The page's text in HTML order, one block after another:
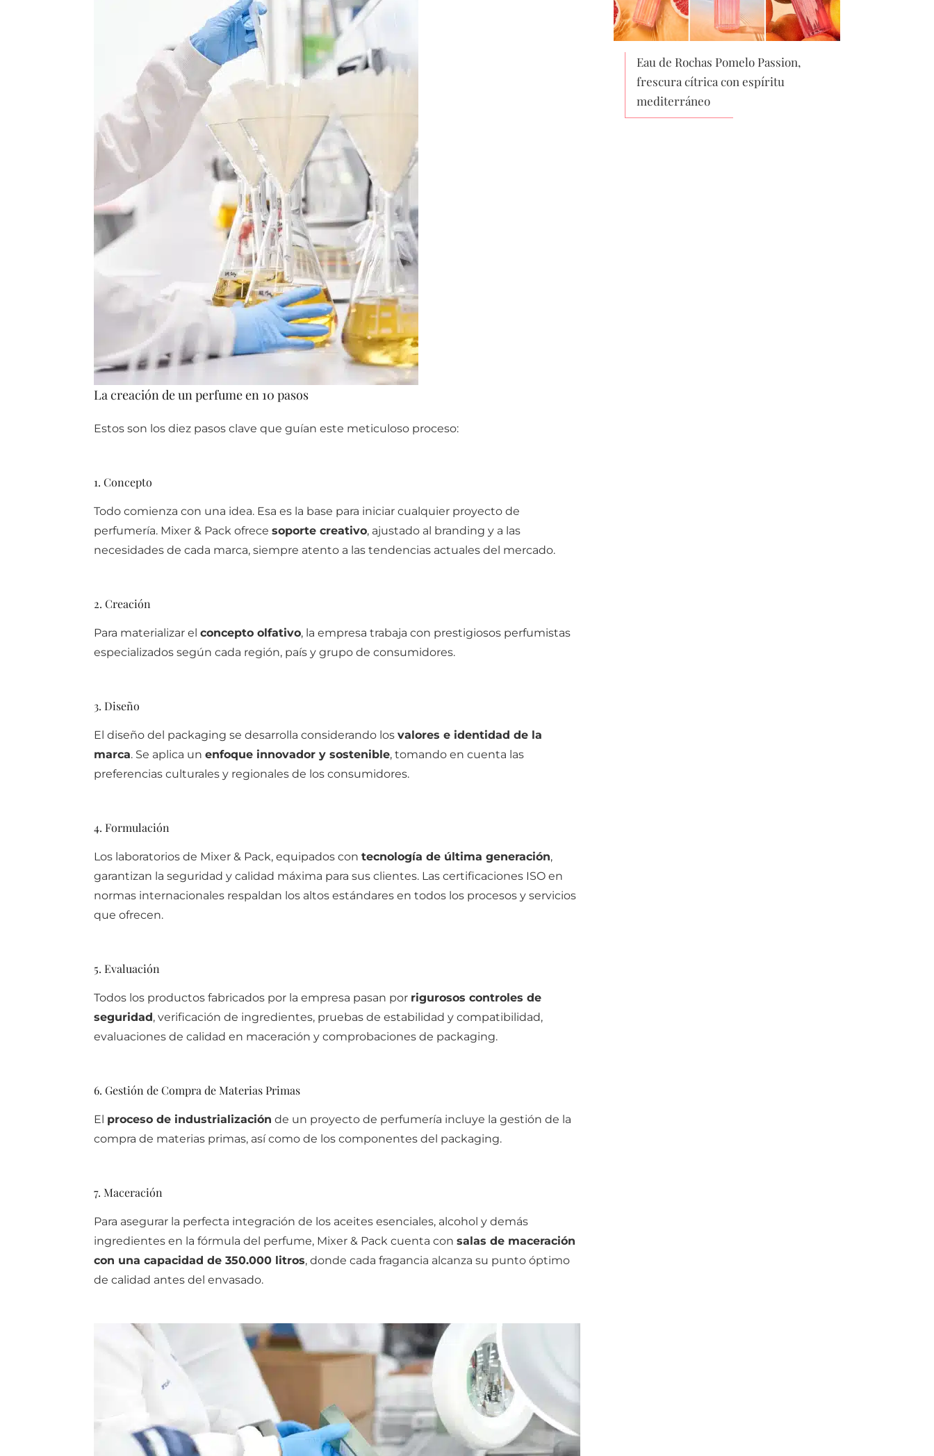
La creación de un perfume en 10 pasos
Estos son los diez pasos clave que guían este meticuloso proceso:
1. Concepto
Todo comienza con una idea. Esa es la base para iniciar cualquier proyecto de
perfumería. Mixer & Pack ofrece soporte creativo, ajustado al branding y a las
necesidades de cada marca, siempre atento a las tendencias actuales del mercado.
2. Creación
Para materializar el concepto olfativo, la empresa trabaja con prestigiosos perfumistas
especializados según cada región, país y grupo de consumidores.
3. Diseño
El diseño del packaging se desarrolla considerando los valores e identidad de la
marca. Se aplica un enfoque innovador y sostenible, tomando en cuenta las
preferencias culturales y regionales de los consumidores.
4. Formulación
Los laboratorios de Mixer & Pack, equipados con tecnología de última generación,
garantizan la seguridad y calidad máxima para sus clientes. Las certificaciones ISO en
normas internacionales respaldan los altos estándares en todos los procesos y servicios
que ofrecen.
5. Evaluación
Todos los productos fabricados por la empresa pasan por rigurosos controles de
seguridad, verificación de ingredientes, pruebas de estabilidad y compatibilidad,
evaluaciones de calidad en maceración y comprobaciones de packaging.
6. Gestión de Compra de Materias Primas
El proceso de industrialización de un proyecto de perfumería incluye la gestión de la
compra de materias primas, así como de los componentes del packaging.
7. Maceración
Para asegurar la perfecta integración de los aceites esenciales, alcohol y demás
ingredientes en la fórmula del perfume, Mixer & Pack cuenta con salas de maceración
con una capacidad de 350.000 litros, donde cada fragancia alcanza su punto óptimo
de calidad antes del envasado.
Eau de Rochas Pomelo Passion,
frescura cítrica con espíritu
mediterráneo